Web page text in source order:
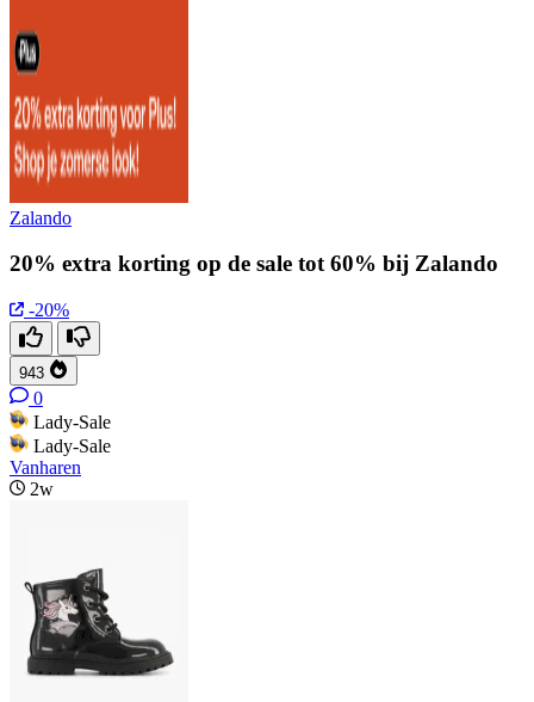
Zalando
20% extra korting op de sale tot 60% bij Zalando
-20%
943
0
Lady-Sale
Lady-Sale
Vanharen
2w